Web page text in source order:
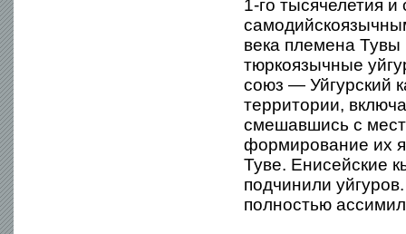
1-го тысячелетия
века племена Тувы
тюркоязычные
союз — Уйгурский
территории,
смешавшись с
формирование их
Туве. Енисейские
подчинили
полностью